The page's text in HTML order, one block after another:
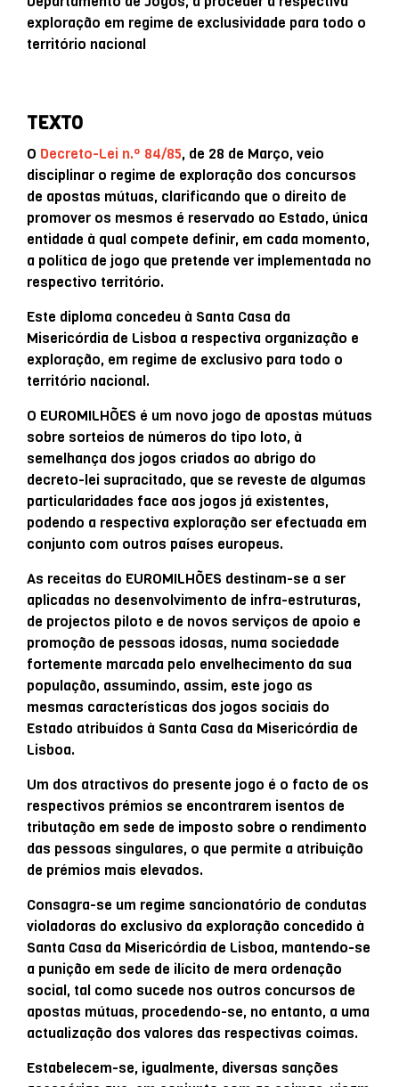
exploração em regime de exclusividade para todo o
território nacional
TEXTO
O Decreto-Lei n.º 84/85, de 28 de Março, veio
disciplinar o regime de exploração dos concursos
de apostas mútuas, clarificando que o direito de
promover os mesmos é reservado ao Estado, única
entidade à qual compete definir, em cada momento,
a política de jogo que pretende ver implementada no
respectivo território.
Este diploma concedeu à Santa Casa da
Misericórdia de Lisboa a respectiva organização e
exploração, em regime de exclusivo para todo o
território nacional.
O EUROMILHÕES é um novo jogo de apostas mútuas
sobre sorteios de números do tipo loto, à
semelhança dos jogos criados ao abrigo do
decreto-lei supracitado, que se reveste de algumas
particularidades face aos jogos já existentes,
podendo a respectiva exploração ser efectuada em
conjunto com outros países europeus.
As receitas do EUROMILHÕES destinam-se a ser
aplicadas no desenvolvimento de infra-estruturas,
de projectos piloto e de novos serviços de apoio e
promoção de pessoas idosas, numa sociedade
fortemente marcada pelo envelhecimento da sua
população, assumindo, assim, este jogo as
mesmas características dos jogos sociais do
Estado atribuídos à Santa Casa da Misericórdia de
Lisboa.
Um dos atractivos do presente jogo é o facto de os
respectivos prémios se encontrarem isentos de
tributação em sede de imposto sobre o rendimento
das pessoas singulares, o que permite a atribuição
de prémios mais elevados.
Consagra-se um regime sancionatório de condutas
violadoras do exclusivo da exploração concedido à
Santa Casa da Misericórdia de Lisboa, mantendo-se
a punição em sede de ilícito de mera ordenação
social, tal como sucede nos outros concursos de
apostas mútuas, procedendo-se, no entanto, a uma
actualização dos valores das respectivas coimas.
Estabelecem-se, igualmente, diversas sanções